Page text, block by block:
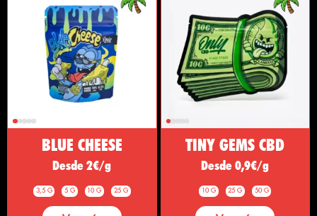
BLUE CHEESE
Desde 2€/g
3,5 G 5 G 10 G 25 G
TINY GEMS CBD
Desde 0,9€/g
10 G 25 G 50 G